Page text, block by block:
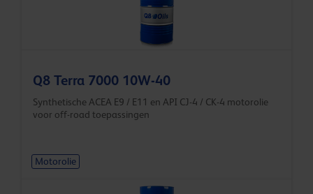
Q8 Terra 7000 10W-40
Synthetische ACEA E9 / E11 en API CJ-4 / CK-4 motorolie
voor off-road toepassingen
Motorolie